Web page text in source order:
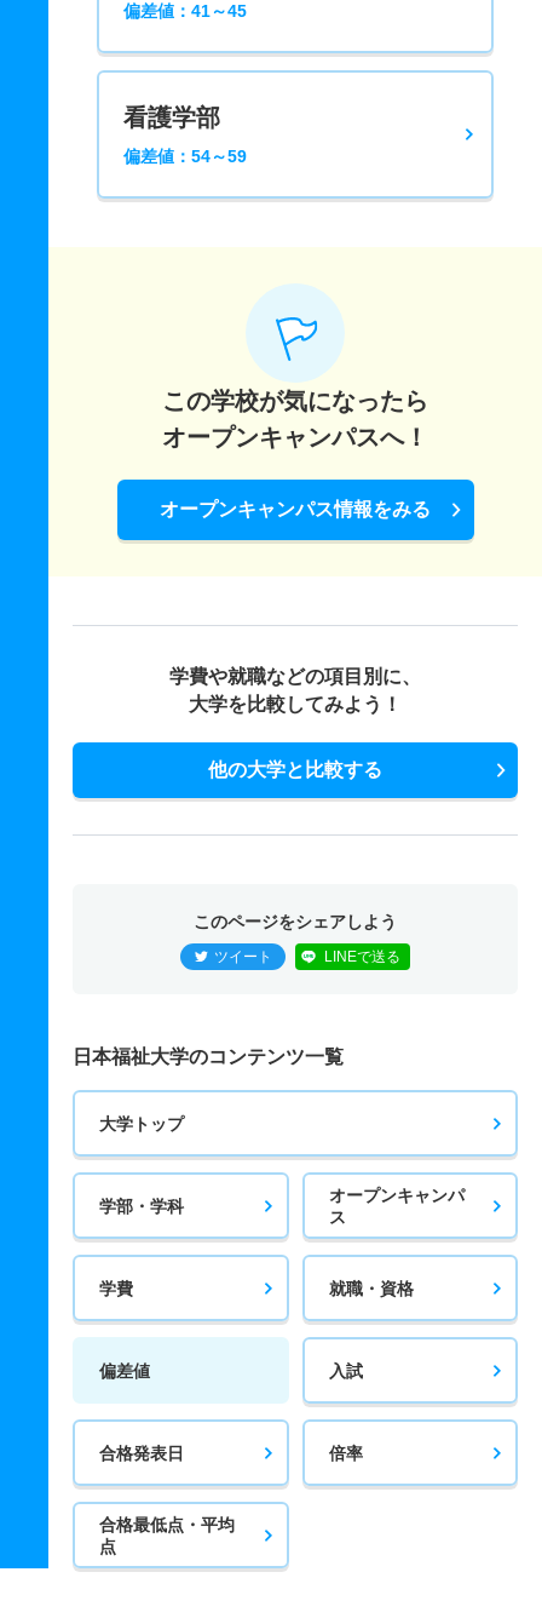
偏差値：41～45
看護学部
偏差値：54～59
この学校が気になったら
オープンキャンパスへ！
オープンキャンパス情報をみる
学費や就職などの項目別に、
大学を比較してみよう！
他の大学と比較する
このページをシェアしよう
ツイート LINEで送る
日本福祉大学のコンテンツ一覧
大学トップ
学部・学科
オープンキャンパ
ス
学費 就職・資格
偏差値 入試
合格発表日 倍率
合格最低点・平均
点